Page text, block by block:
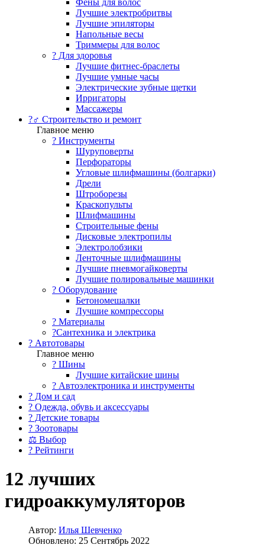
Лучшие электробритвы
Лучшие эпиляторы
Напольные весы
Триммеры для волос
? Для здоровья
Лучшие фитнес-браслеты
Лучшие умные часы
Электрические зубные щетки
Ирригаторы
Массажеры
?‍♂️ Строительство и ремонт
Главное меню
?️ Инструменты
Шуруповерты
Перфораторы
Угловые шлифмашины (болгарки)
Дрели
Штроборезы
Краскопульты
Шлифмашины
Строительные фены
Дисковые электропилы
Электролобзики
Ленточные шлифмашины
Лучшие пневмогайковерты
Лучшие полировальные машинки
?️ Оборудование
Бетономешалки
Лучшие компрессоры
? Материалы
?Сантехника и электрика
? Автотовары
Главное меню
? Шины
Лучшие китайские шины
? Автоэлектроника и инструменты
? Дом и сад
? Одежда, обувь и аксессуары
? Детские товары
? Зоотовары
⚖ Выбор
? Рейтинги
12 лучших
гидроаккумуляторов
Автор: Илья Шевченко
Обновлено: 25 Сентябрь 2022